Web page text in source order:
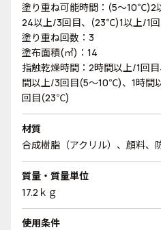
塗り重ね可能時間：(5～10℃)2
24以上/3回目、(23℃)1以上/1
塗り重ね回数：3
塗布面積(㎡)：14
指触乾燥時間：2時間以上/1回
間以上/3回目(5～10℃)、1時間
回目(23℃)
材質
合成樹脂（アクリル）、顔料、
質量・質量単位
17.2ｋｇ
使用条件